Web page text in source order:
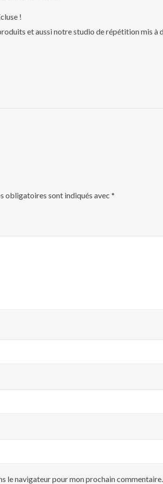
!
et aussi notre studio de répétition mis à
obligatoires sont indiqués avec *
le navigateur pour mon prochain commentaire.